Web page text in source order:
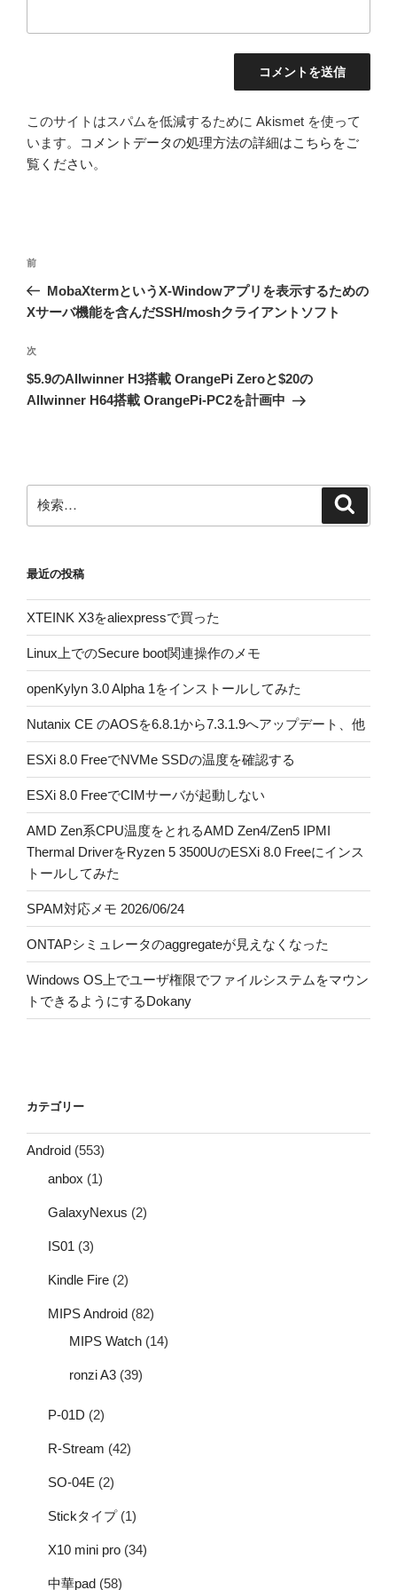
このサイトはスパムを低減するために Akismet を使って
います。
コメントデータの処理方法の詳細はこちらをご
覧ください。
投
ナ
ゲ
ー
シ
前
の
投
前
MobaXtermというX-Windowアプリを表示するための
Xサーバ機能を含んだSSH/moshクライアントソフト
次
の
投
次
$5.9のAllwinner H3搭載 OrangePi Zeroと$20の
Allwinner H64搭載 OrangePi-PC2を計画中
索:
最近の投稿
XTEINK X3をaliexpressで買った
Linux上でのSecure boot関連操作のメモ
openKylyn 3.0 Alpha 1をインストールしてみた
Nutanix CE のAOSを6.8.1から7.3.1.9へアップデート、他
ESXi 8.0 FreeでNVMe SSDの温度を確認する
ESXi 8.0 FreeでCIMサーバが起動しない
AMD Zen系CPU温度をとれるAMD Zen4/Zen5 IPMI
Thermal DriverをRyzen 5 3500UのESXi 8.0 Freeにインス
トールしてみた
SPAM対応メモ 2026/06/24
ONTAPシミュレータのaggregateが見えなくなった
Windows OS上でユーザ権限でファイルシステムをマウン
トできるようにするDokany
カテゴリー
Android (553)
anbox (1)
GalaxyNexus (2)
IS01 (3)
Kindle Fire (2)
MIPS Android (82)
MIPS Watch (14)
ronzi A3 (39)
P-01D (2)
R-Stream (42)
SO-04E (2)
Stickタイプ(1)
X10 mini pro (34)
中華pad (58)